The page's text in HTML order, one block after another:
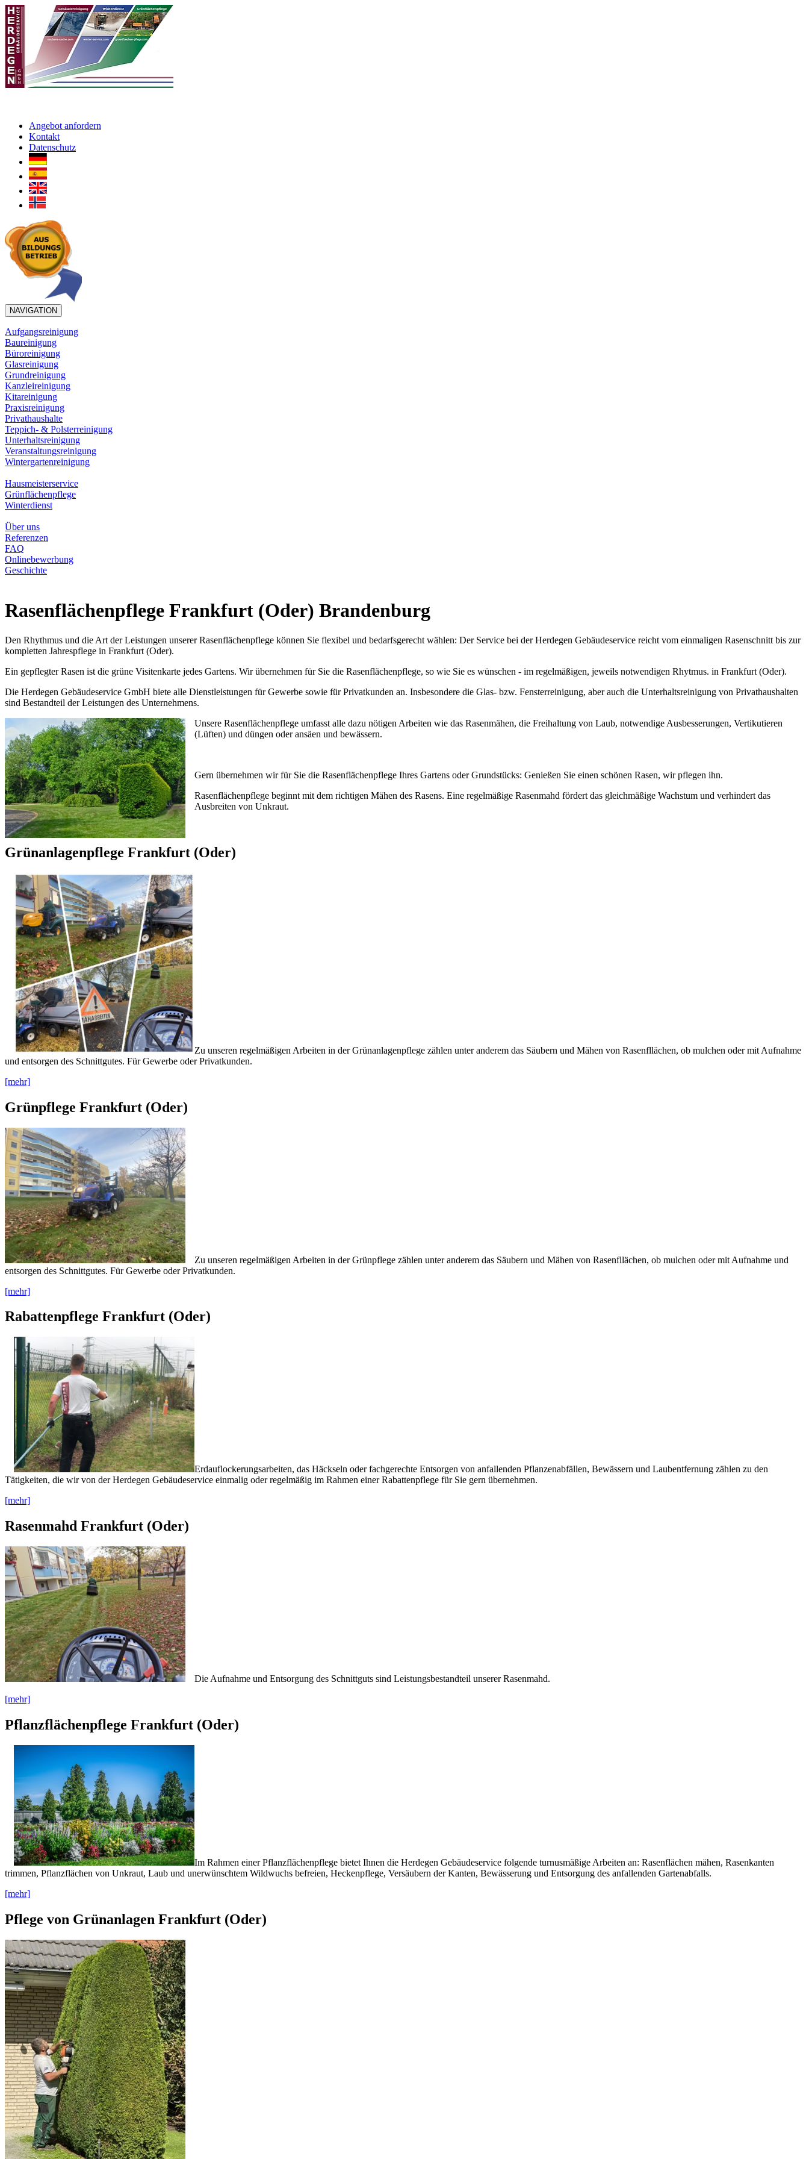
Angebot anfordern
Kontakt
Datenschutz
NAVIGATION
Aufgangsreinigung
Baureinigung
Büroreinigung
Glasreinigung
Grundreinigung
Kanzleireinigung
Kitareinigung
Praxisreinigung
Privathaushalte
Teppich- & Polsterreinigung
Unterhaltsreinigung
Veranstaltungsreinigung
Wintergartenreinigung
Hausmeisterservice
Grünflächenpflege
Winterdienst
Über uns
Referenzen
FAQ
Onlinebewerbung
Geschichte
Rasenflächenpflege Frankfurt (Oder) Brandenburg
Den Rhythmus und die Art der Leistungen unserer Rasenflächenpflege können Sie flexibel und bedarfsgerecht wählen: Der Service bei der Herdegen Gebäudeservice reicht vom einmaligen Rasenschnitt bis zur
kompletten Jahrespflege in Frankfurt (Oder).
Ein gepflegter Rasen ist die grüne Visitenkarte jedes Gartens. Wir übernehmen für Sie die Rasenflächenpflege, so wie Sie es wünschen - im regelmäßigen, jeweils notwendigen Rhytmus. in Frankfurt (Oder).
Die Herdegen Gebäudeservice GmbH biete alle Dienstleistungen für Gewerbe sowie für Privatkunden an. Insbesondere die Glas- bzw. Fensterreinigung, aber auch die Unterhaltsreinigung von Privathaushalten
sind Bestandteil der Leistungen des Unternehmens.
Unsere Rasenflächenpflege umfasst alle dazu nötigen Arbeiten wie das Rasenmähen, die Freihaltung von Laub, notwendige Ausbesserungen, Vertikutieren
(Lüften) und düngen oder ansäen und bewässern.
Gern übernehmen wir für Sie die Rasenflächenpflege Ihres Gartens oder Grundstücks: Genießen Sie einen schönen Rasen, wir pflegen ihn.
Rasenflächenpflege beginnt mit dem richtigen Mähen des Rasens. Eine regelmäßige Rasenmahd fördert das gleichmäßige Wachstum und verhindert das
Ausbreiten von Unkraut.
Grünanlagenpflege Frankfurt (Oder)
Zu unseren regelmäßigen Arbeiten in der Grünanlagenpflege zählen unter anderem das Säubern und Mähen von Rasenfllächen, ob mulchen oder mit Aufnahme
und entsorgen des Schnittgutes. Für Gewerbe oder Privatkunden.
[mehr]
Grünpflege Frankfurt (Oder)
Zu unseren regelmäßigen Arbeiten in der Grünpflege zählen unter anderem das Säubern und Mähen von Rasenfllächen, ob mulchen oder mit Aufnahme und
entsorgen des Schnittgutes. Für Gewerbe oder Privatkunden.
[mehr]
Rabattenpflege Frankfurt (Oder)
Erdauflockerungsarbeiten, das Häckseln oder fachgerechte Entsorgen von anfallenden Pflanzenabfällen, Bewässern und Laubentfernung zählen zu den
Tätigkeiten, die wir von der Herdegen Gebäudeservice einmalig oder regelmäßig im Rahmen einer Rabattenpflege für Sie gern übernehmen.
[mehr]
Rasenmahd Frankfurt (Oder)
Die Aufnahme und Entsorgung des Schnittguts sind Leistungsbestandteil unserer Rasenmahd.
[mehr]
Pflanzflächenpflege Frankfurt (Oder)
Im Rahmen einer Pflanzflächenpflege bietet Ihnen die Herdegen Gebäudeservice folgende turnusmäßige Arbeiten an: Rasenflächen mähen, Rasenkanten
trimmen, Pflanzflächen von Unkraut, Laub und unerwünschtem Wildwuchs befreien, Heckenpflege, Versäubern der Kanten, Bewässerung und Entsorgung des anfallenden Gartenabfalls.
[mehr]
Pflege von Grünanlagen Frankfurt (Oder)